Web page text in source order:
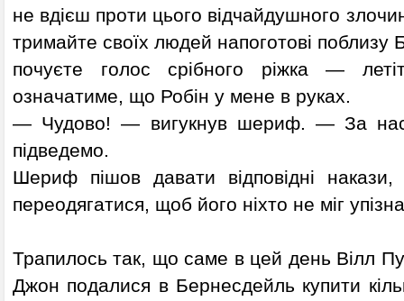
не вдієш проти цього відчайдушного
тримайте своїх людей напоготові поблизу
почуєте голос срібного ріжка —
означатиме, що Робін у мене в руках.
— Чудово! — вигукнув шериф. — За нас
підведемо.
Шериф пішов давати відповідні
переодягатися, щоб його ніхто не міг
Трапилось так, що саме в цей день Вілл
Джон подалися в Бернесдейль купити